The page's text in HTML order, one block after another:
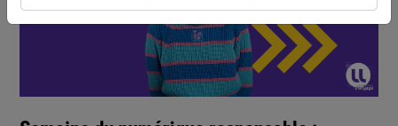
Lire
la
vidéo